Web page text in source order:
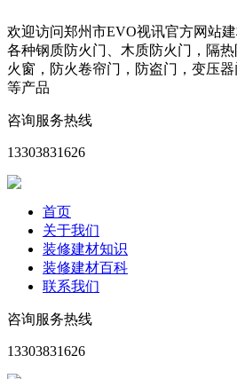
欢迎访问郑州市EVO视讯官方网站
各种钢质防火门、木质防火门，隔
火窗，防火卷帘门，防盗门，变压
等产品
咨询服务热线
13303831626
首页
关于我们
装修建材知识
装修建材百科
联系我们
咨询服务热线
13303831626